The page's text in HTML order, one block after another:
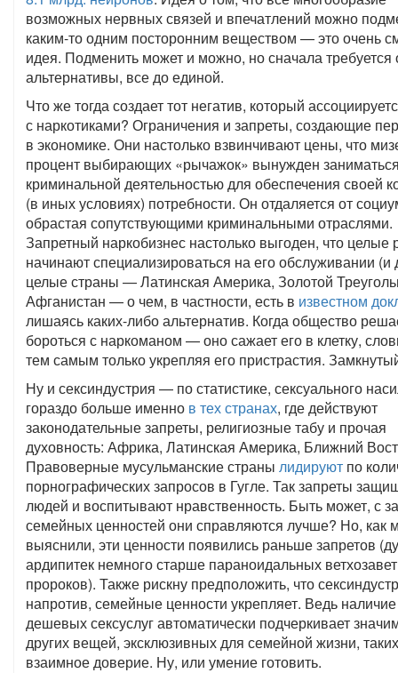
возможных нервных связей и впечатлений можно
каким-то одним посторонним веществом — это очень
идея. Подменить может и можно, но сначала требуется
альтернативы, все до единой.
Что же тогда создает тот негатив, который
с наркотиками? Ограничения и запреты, создающие
в экономике. Они настолько взвинчивают цены, что
процент выбирающих «рычажок» вынужден
криминальной деятельностью для обеспечения своей
(в иных условиях) потребности. Он отдаляется от
обрастая сопутствующими криминальными отраслями.
Запретный наркобизнес настолько выгоден, что целые
начинают специализироваться на его обслуживании (и
целые страны — Латинская Америка, Золотой
Афганистан — о чем, в частности, есть в известном
лишаясь каких-либо альтернатив. Когда общество
бороться с наркоманом — оно сажает его в клетку,
тем самым только укрепляя его пристрастия.
Ну и сексиндустрия — по статистике, сексуального
гораздо больше именно в тех странах, где действуют
законодательные запреты, религиозные табу и прочая
духовность: Африка, Латинская Америка, Ближний
Правоверные мусульманские страны лидируют по
порнографических запросов в Гугле. Так запреты
людей и воспитывают нравственность. Быть может, с
семейных ценностей они справляются лучше? Но, как
выяснили, эти ценности появились раньше запретов
ардипитек немного старше параноидальных
пророков). Также рискну предположить, что
напротив, семейные ценности укрепляет. Ведь наличие
дешевых сексуслуг автоматически подчеркивает
других вещей, эксклюзивных для семейной жизни,
взаимное доверие. Ну, или умение готовить.